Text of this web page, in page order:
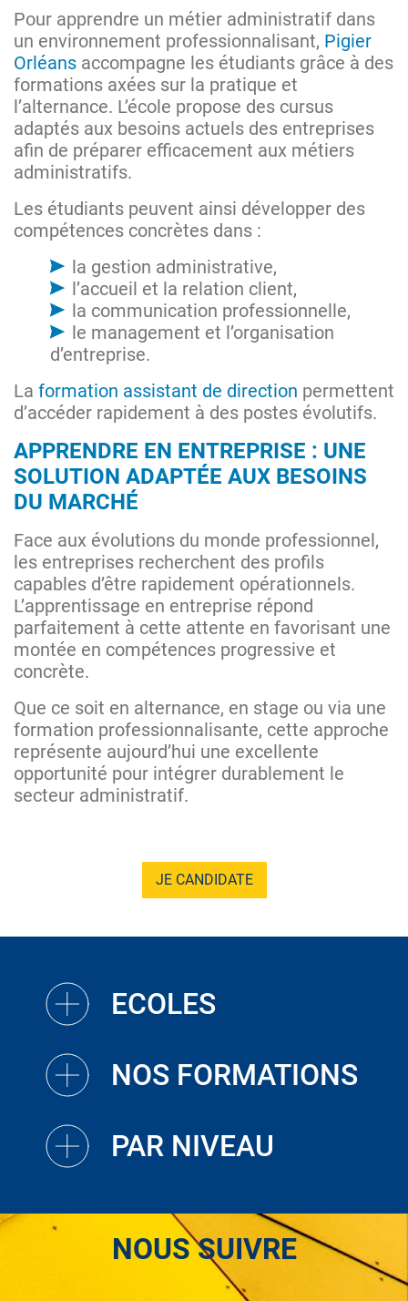
Pour apprendre un métier administratif dans
un environnement professionnalisant, Pigier
Orléans accompagne les étudiants grâce à des
formations axées sur la pratique et
l’alternance. L’école propose des cursus
adaptés aux besoins actuels des entreprises
afin de préparer efficacement aux métiers
administratifs.
Les étudiants peuvent ainsi développer des
compétences concrètes dans :
la gestion administrative,
l’accueil et la relation client,
la communication professionnelle,
le management et l’organisation
d’entreprise.
La formation assistant de direction permettent
d’accéder rapidement à des postes évolutifs.
APPRENDRE EN ENTREPRISE : UNE
SOLUTION ADAPTÉE AUX BESOINS
DU MARCHÉ
Face aux évolutions du monde professionnel,
les entreprises recherchent des profils
capables d’être rapidement opérationnels.
L’apprentissage en entreprise répond
parfaitement à cette attente en favorisant une
montée en compétences progressive et
concrète.
Que ce soit en alternance, en stage ou via une
formation professionnalisante, cette approche
représente aujourd’hui une excellente
opportunité pour intégrer durablement le
secteur administratif.
JE CANDIDATE
ECOLES
NOS FORMATIONS
PAR NIVEAU
NOUS SUIVRE